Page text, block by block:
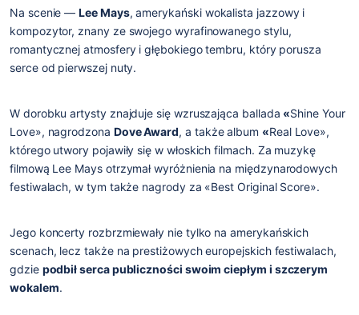
Na scenie —Lee Mays, amerykański wokalista jazzowy i
kompozytor, znany ze swojego wyrafinowanego stylu,
romantycznej atmosfery i głębokiego tembru, który porusza
serce od pierwszej nuty.
W dorobku artysty znajduje się wzruszająca ballada «Shine Your
Love», nagrodzona Dove Award, a także album «Real Love»,
którego utwory pojawiły się w włoskich filmach. Za muzykę
filmową Lee Mays otrzymał wyróżnienia na międzynarodowych
festiwalach, w tym także nagrody za «Best Original Score».
Jego koncerty rozbrzmiewały nie tylko na amerykańskich
scenach, lecz także na prestiżowych europejskich festiwalach,
gdzie podbił serca publiczności swoim ciepłym i szczerym
wokalem.